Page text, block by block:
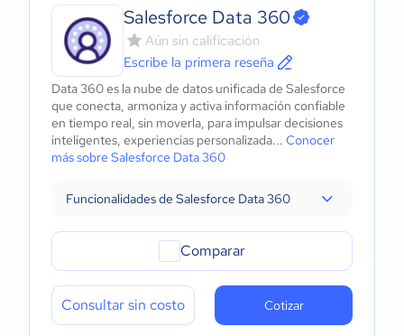
Salesforce Data 360
Aún sin calificación
Escribe la primera reseña
Data 360 es la nube de datos unificada de Salesforce
que conecta, armoniza y activa información confiable
en tiempo real, sin moverla, para impulsar decisiones
inteligentes, experiencias personalizada... Conocer
más sobre Salesforce Data 360
Funcionalidades de Salesforce Data 360
Comparar
Consultar sin costo Cotizar